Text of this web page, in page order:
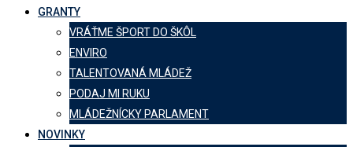
GRANTY
VRÁŤME ŠPORT DO ŠKÔL
ENVIRO
TALENTOVANÁ MLÁDEŽ
PODAJ MI RUKU
MLÁDEŽNÍCKY PARLAMENT
NOVINKY